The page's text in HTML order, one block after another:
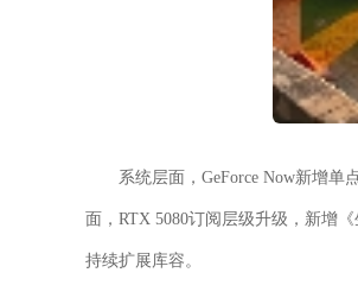
系统层面，GeForce Now新增单
面，RTX 5080订阅层级升级，新增
持续扩展库容。